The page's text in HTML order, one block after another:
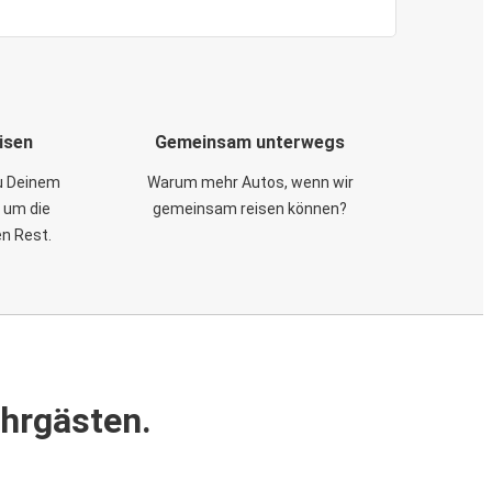
Deinem
die
Rest.
Gemeinsam unterwegs
Warum mehr Autos, wenn wir
gemeinsam reisen können?